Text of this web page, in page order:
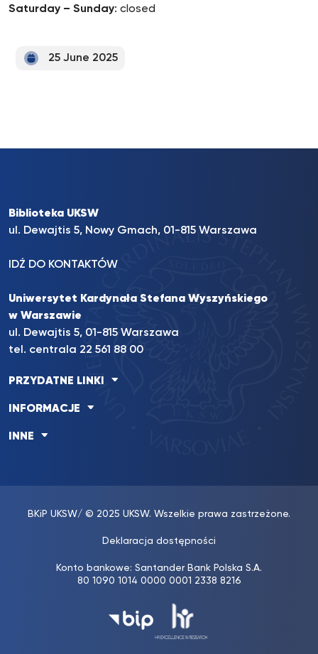
Saturday – Sunday: closed
25 June 2025
Biblioteka UKSW
ul. Dewajtis 5, Nowy Gmach, 01-815 Warszawa
IDŹ DO KONTAKTÓW
Uniwersytet Kardynała Stefana Wyszyńskiego
w Warszawie
ul. Dewajtis 5, 01-815 Warszawa
tel. centrala 22 561 88 00
PRZYDATNE LINKI
INFORMACJE
INNE
BKiP UKSW/ © 2025 UKSW. Wszelkie prawa zastrzeżone.
Deklaracja dostępności
Konto bankowe: Santander Bank Polska S.A.
80 1090 1014 0000 0001 2338 8216